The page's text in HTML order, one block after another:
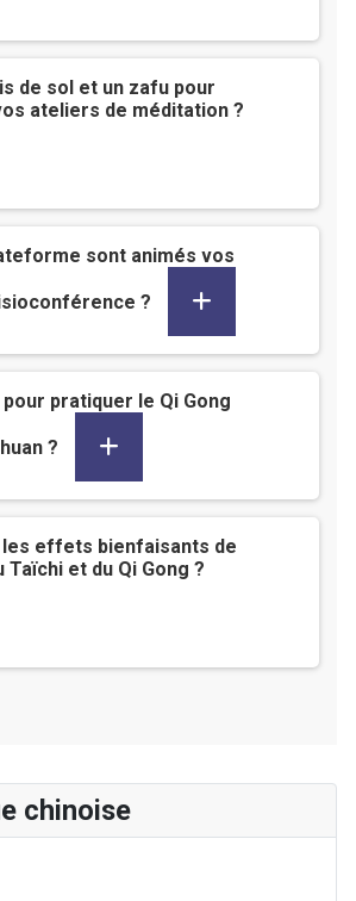
de sol et un zafu pour
ateliers de méditation ?
sont animés vos
?
pratiquer le Qi Gong
?
effets bienfaisants de
Taïchi et du Qi Gong ?
chinoise